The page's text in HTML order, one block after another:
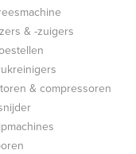
& -zuigers
& compressoren